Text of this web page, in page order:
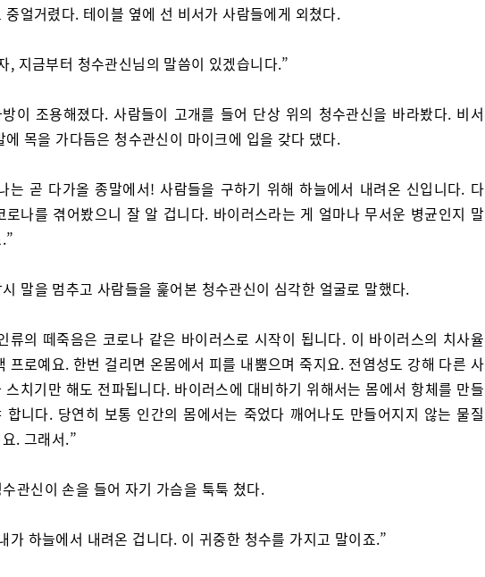
중얼거렸다. 테이블 옆에 선 비서가 사람들에게 외쳤다.
, 지금부터 청수관신님의 말씀이 있겠습니다.”
이 조용해졌다. 사람들이 고개를 들어 단상 위의 청수관신을 바라봤다. 비서
에 목을 가다듬은 청수관신이 마이크에 입을 갖다 댔다.
는 곧 다가올 종말에서! 사람들을 구하기 위해 하늘에서 내려온 신입니다. 다
로나를 겪어봤으니 잘 알 겁니다. 바이러스라는 게 얼마나 무서운 병균인지 말
시 말을 멈추고 사람들을 훑어본 청수관신이 심각한 얼굴로 말했다.
류의 떼죽음은 코로나 같은 바이러스로 시작이 됩니다. 이 바이러스의 치사율
프로예요. 한번 걸리면 온몸에서 피를 내뿜으며 죽지요. 전염성도 강해 다른 사
스치기만 해도 전파됩니다. 바이러스에 대비하기 위해서는 몸에서 항체를 만들
합니다. 당연히 보통 인간의 몸에서는 죽었다 깨어나도 만들어지지 않는 물질
. 그래서.”
수관신이 손을 들어 자기 가슴을 툭툭 쳤다.
가 하늘에서 내려온 겁니다. 이 귀중한 청수를 가지고 말이죠.”